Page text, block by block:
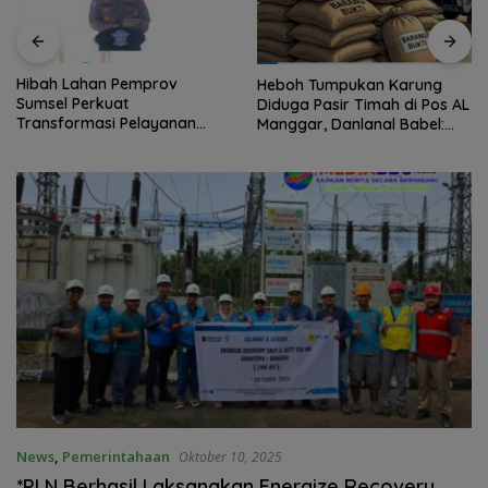
Hibah Lahan Pemprov
Sumsel Perkuat
Transformasi Pelayanan
Heboh Tumpukan Karung
Diduga Pasir Timah di Pos AL
Manggar, Danlanal Babel:
News, Pemerintahaan Oktober 10, 2025